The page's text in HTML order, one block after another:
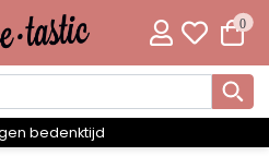
0
bedenktijd